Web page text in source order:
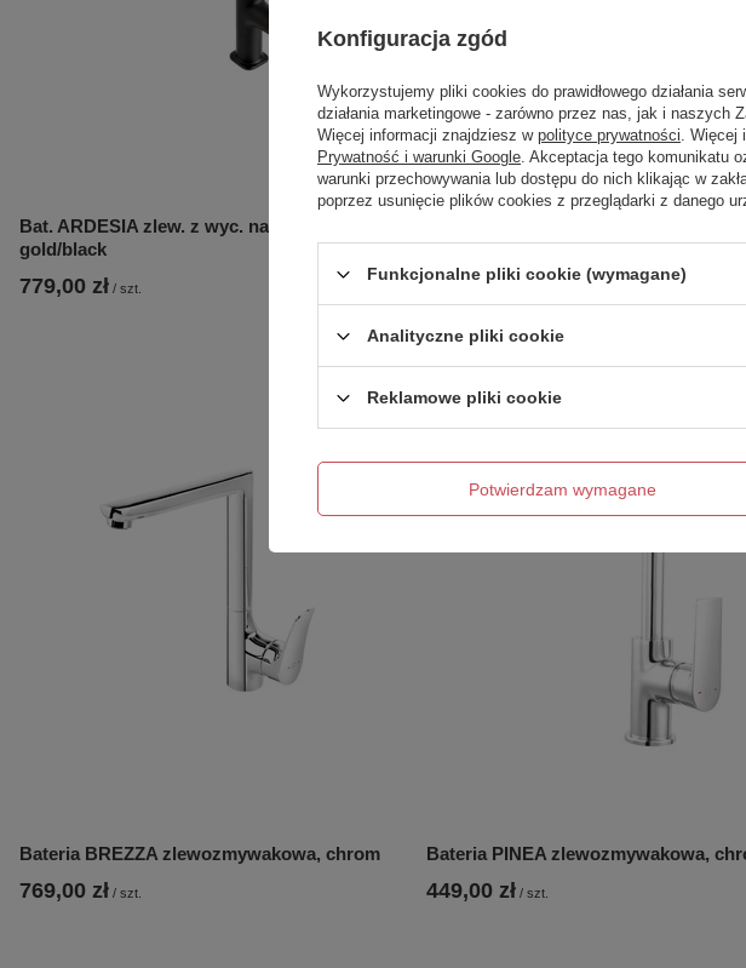
Bat. ARDESIA zlew. z wyc. natr., rose
gold/black
779,00 zł / szt.
gold/black
745,00 zł
Bateria BREZZA zlewozmywakowa, chrom
769,00 zł / szt.
Bateria PINEA zlewozmywakowa,
449,00 zł / szt.
Konfiguracja zgód
Wykorzystujemy pliki cookies do prawidłowego działania
działania marketingowe - zarówno przez nas, jak i naszych
Więcej informacji znajdziesz w polityce prywatności. Więcej
Prywatność i warunki Google. Akceptacja tego komunikatu
warunki przechowywania lub dostępu do nich klikając w
poprzez usunięcie plików cookies z przeglądarki z danego
Funkcjonalne pliki cookie (wymagane)
Analityczne pliki cookie
Reklamowe pliki cookie
Potwierdzam wymagane